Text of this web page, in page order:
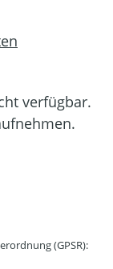
verfügbar.
(GPSR):